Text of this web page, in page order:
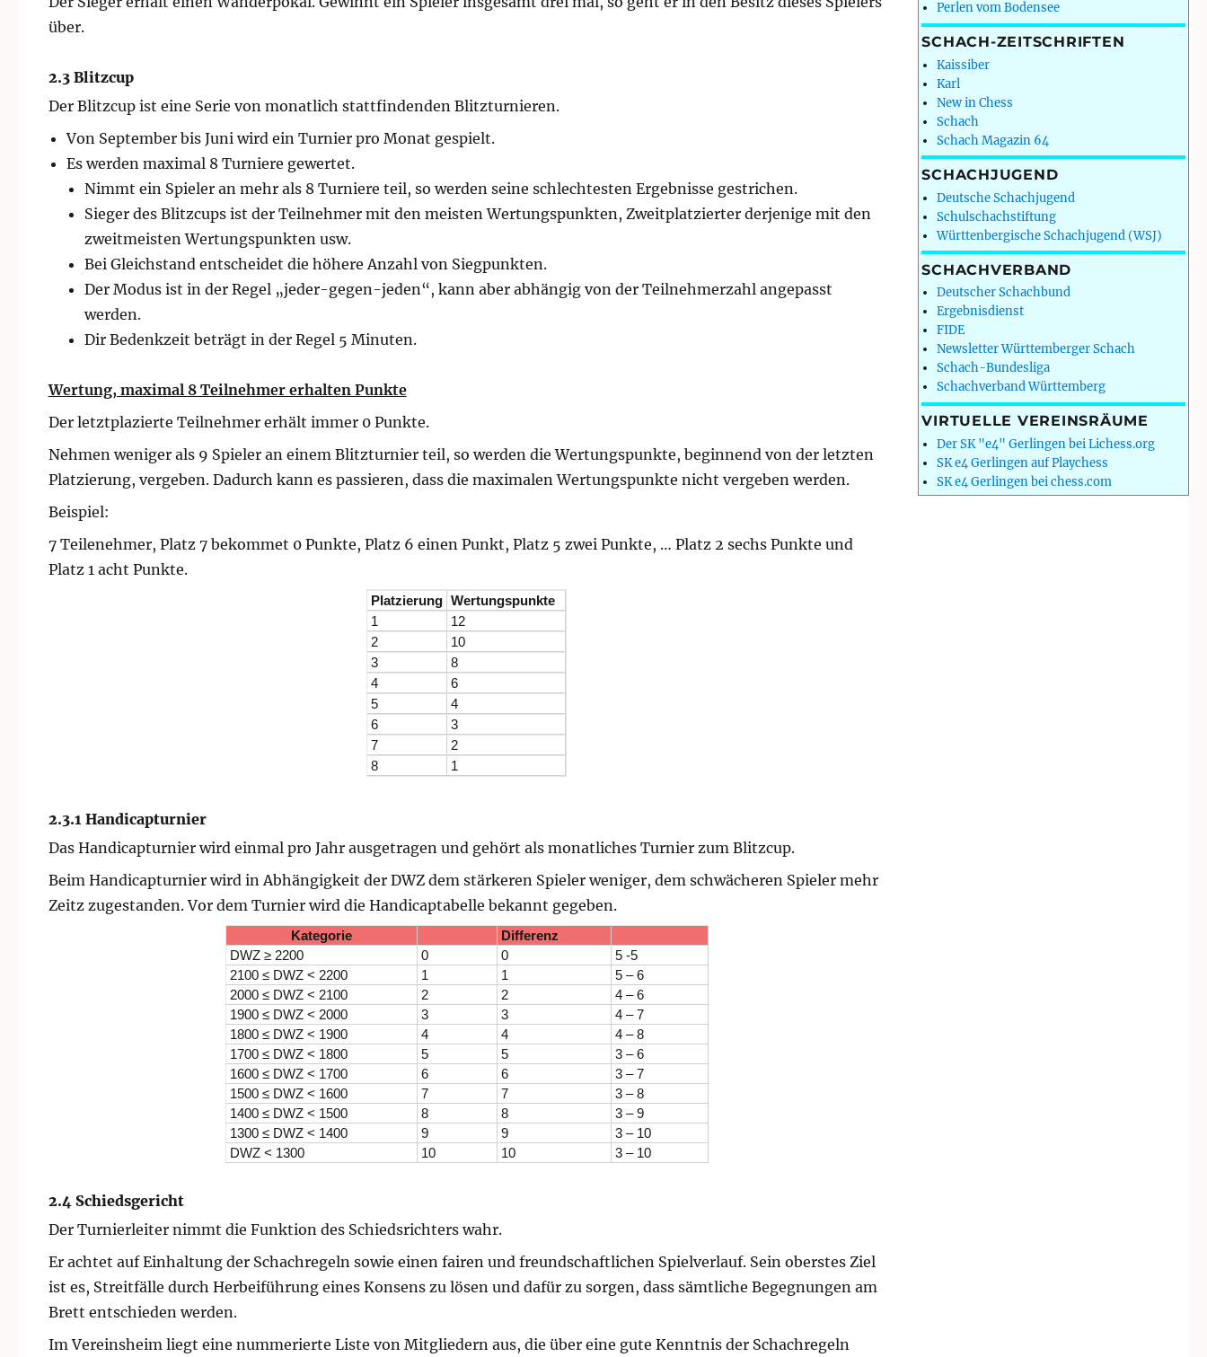
über.
2.3 Blitzcup
Der Blitzcup ist eine Serie von monatlich stattfindenden Blitzturnieren.
Von September bis Juni wird ein Turnier pro Monat gespielt.
Es werden maximal 8 Turniere gewertet.
Nimmt ein Spieler an mehr als 8 Turniere teil, so werden seine schlechtesten Ergebnisse gestrichen.
Sieger des Blitzcups ist der Teilnehmer mit den meisten Wertungspunkten, Zweitplatzierter derjenige mit den
zweitmeisten Wertungspunkten usw.
Bei Gleichstand entscheidet die höhere Anzahl von Siegpunkten.
Der Modus ist in der Regel „jeder-gegen-jeden“, kann aber abhängig von der Teilnehmerzahl angepasst
werden.
Dir Bedenkzeit beträgt in der Regel 5 Minuten.
Wertung, maximal 8 Teilnehmer erhalten Punkte
Der letztplazierte Teilnehmer erhält immer 0 Punkte.
Nehmen weniger als 9 Spieler an einem Blitzturnier teil, so werden die Wertungspunkte, beginnend von der letzten
Platzierung, vergeben. Dadurch kann es passieren, dass die maximalen Wertungspunkte nicht vergeben werden.
Beispiel:
7 Teilenehmer, Platz 7 bekommet 0 Punkte, Platz 6 einen Punkt, Platz 5 zwei Punkte, … Platz 2 sechs Punkte und
Platz 1 acht Punkte.
Platzierung Wertungspunkte
1
12
2
10
3
8
4
6
5
4
6
3
7
2
8
1
2.3.1 Handicapturnier
Das Handicapturnier wird einmal pro Jahr ausgetragen und gehört als monatliches Turnier zum Blitzcup.
Beim Handicapturnier wird in Abhängigkeit der DWZ dem stärkeren Spieler weniger, dem schwächeren Spieler mehr
Zeitz zugestanden. Vor dem Turnier wird die Handicaptabelle bekannt gegeben.
Kategorie
Differenz
DWZ ≥ 2200
0 0
5 -5
2100 ≤ DWZ < 2200
1 1
5 – 6
2000 ≤ DWZ < 2100
2 2
4 – 6
1900 ≤ DWZ < 2000
3 3
4 – 7
1800 ≤ DWZ < 1900
4 4
4 – 8
1700 ≤ DWZ < 1800
5 5
3 – 6
1600 ≤ DWZ < 1700
6 6
3 – 7
1500 ≤ DWZ < 1600
7 7
3 – 8
1400 ≤ DWZ < 1500
8 8
3 – 9
1300 ≤ DWZ < 1400
9 9
3 – 10
DWZ < 1300
10 10 3 – 10
2.4 Schiedsgericht
Der Turnierleiter nimmt die Funktion des Schiedsrichters wahr.
Er achtet auf Einhaltung der Schachregeln sowie einen fairen und freundschaftlichen Spielverlauf. Sein oberstes Ziel
ist es, Streitfälle durch Herbeiführung eines Konsens zu lösen und dafür zu sorgen, dass sämtliche Begegnungen am
Brett entschieden werden.
Im Vereinsheim liegt eine nummerierte Liste von Mitgliedern aus, die über eine gute Kenntnis der Schachregeln
Perlen vom Bodensee
SCHACH-ZEITSCHRIFTEN
Kaissiber
Karl
New in Chess
Schach
Schach Magazin 64
SCHACHJUGEND
Deutsche Schachjugend
Schulschachstiftung
Württenbergische Schachjugend (WSJ)
SCHACHVERBAND
Deutscher Schachbund
Ergebnisdienst
FIDE
Newsletter Württemberger Schach
Schach-Bundesliga
Schachverband Württemberg
VIRTUELLE VEREINSRÄUME
Der SK "e4" Gerlingen bei Lichess.org
SK e4 Gerlingen auf Playchess
SK e4 Gerlingen bei chess.com